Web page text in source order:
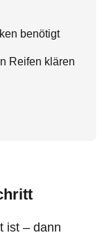
benötigt
Reifen klären
ist – dann